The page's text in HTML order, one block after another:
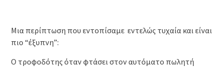
Μια περίπτωση που εντοπίσαμε εντελώς τυχαία και είναι
πιο “έξυπνη”:
Ο τροφοδότης όταν φτάσει στον αυτόματο πωλητή